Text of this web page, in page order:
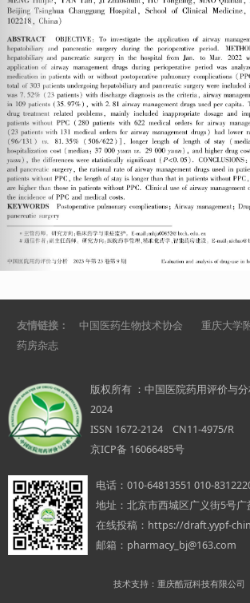
Previous
友情链接： 中国医药生物技术协会 重庆大学
药房杂志
版权所有 ：中国医院药用评价与
2024
ISSN 1672-2124 CN11-4975/R
京ICP备 16066485号
电话： 010-64813551 010-
地址： 北京市西城区广义街5号广
在线投稿： https://draft.yypf-
邮箱： pharmacy_bj@163.com
技术支持：重庆酷冠科技有限公司